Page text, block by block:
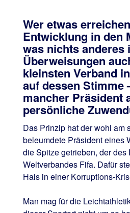
Wer etwas
Entwicklung in den
was nichts anderes
Überweisungen
kleinsten Verband
auf dessen Stimme
mancher Präsident
persönliche
Das Prinzip hat der wohl am
beleumdete Präsident eines
die Spitze getrieben, der des
Weltverbandes Fifa. Dafür
Hals in einer Korruptions-
Man mag für die